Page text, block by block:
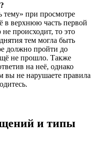
при просмотре
в верхнюю часть первой
происходит, то это
тем могла быть
должно пройти до
не прошло. Также
на неё, однако
вы не нарушаете правила
и типы